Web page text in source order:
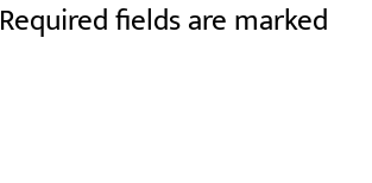
Required fields are marked